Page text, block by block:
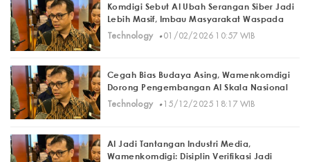
Komdigi Sebut AI Ubah Serangan Siber Jadi
Lebih Masif, Imbau Masyarakat Waspada
Technology
· 01/02/2026 10:57 WIB
Cegah Bias Budaya Asing, Wamenkomdigi
Dorong Pengembangan AI Skala Nasional
Technology
· 15/12/2025 18:17 WIB
AI Jadi Tantangan Industri Media,
Wamenkomdigi: Disiplin Verifikasi Jadi